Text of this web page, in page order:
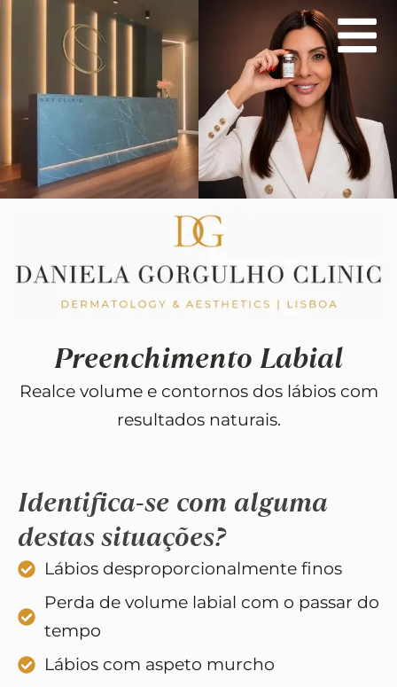
Preenchimento Labial
Realce volume e contornos dos lábios com
resultados naturais.
Identifica-se com alguma
destas situações?
Lábios desproporcionalmente finos
Perda de volume labial com o passar do
tempo
Lábios com aspeto murcho